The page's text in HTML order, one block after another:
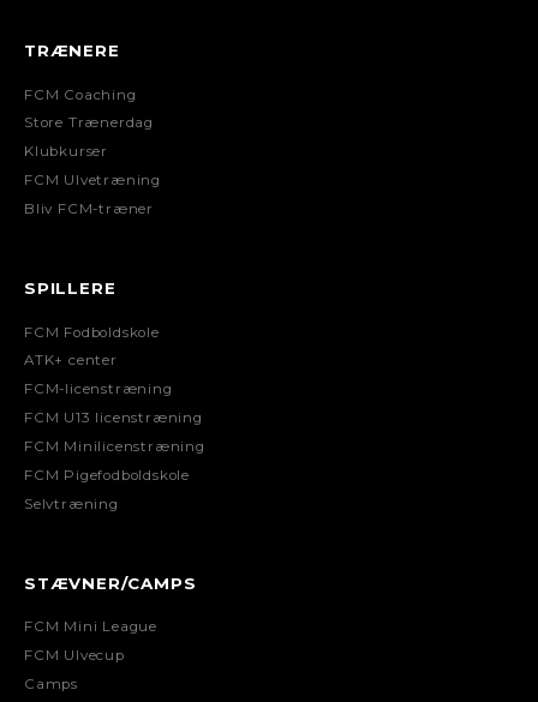
TRÆNERE
FCM Coaching
Store Trænerdag
Klubkurser
FCM Ulvetræning
Bliv FCM-træner
SPILLERE
FCM Fodboldskole
ATK+ center
FCM-licenstræning
FCM U13 licenstræning
FCM Minilicenstræning
FCM Pigefodboldskole
Selvtræning
STÆVNER/CAMPS
FCM Mini League
FCM Ulvecup
Camps